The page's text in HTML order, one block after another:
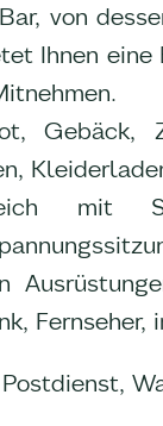
von
Ihnen
Gebäck,
mit
Fernseher,